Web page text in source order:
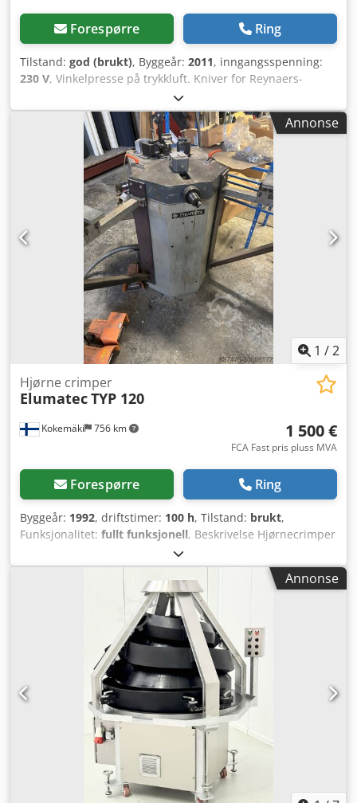
Forespørre Ring
Tilstand: god (brukt), Byggeår: 2011, inngangsspenning:
230 V, Vinkelpresse på trykkluft. Kniver for Reynaers-
systemer inkludert. Chedpfx Aey Twnxeknea
Annonse
1 /2
Kokemäki 756 km
Hjørne crimper
ElumatecTYP 120
1 500 €
FCA Fast pris pluss MVA
Forespørre Ring
Byggeår: 1992, driftstimer: 100 h, Tilstand: brukt,
Funksjonalitet: fullt funksjonell, Beskrivelse Hjørnecrimper
for pressing av profiler med en høyde opp til 68 mm.
Ekstremt høy pressekraft oppnås med en høyvolums belg-
sylinder (vedlikeholdsfri). Maskinen er enkel å justere og
betjene. Motlager kan posisjoneres pneum atisk med
mekanisk låsing. Cedpfx Ajx Rvl Rjknsha Støttearmer og
pressblader er inkludert som standard. Tohåndsbetjening
for sikker bruk. Tilvalg: Ekstra støtte Spesial pressblad
Tekniske data Presshøyde: 68 mm Pressekraft: 40 kN (4 t)
Drift: Pneumatisk Trykklufttilførsel: 7 bar Luftforbruk per
syklus: 30 l Mål (L × D × H): 650 × 820 × 1 270 mm Vekt: 205
Annonse